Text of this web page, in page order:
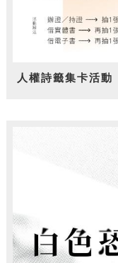
人權詩籤集卡活動